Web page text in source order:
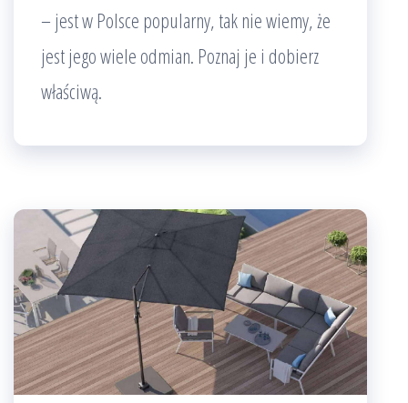
– jest w Polsce popularny, tak nie wiemy, że
jest jego wiele odmian. Poznaj je i dobierz
właściwą.